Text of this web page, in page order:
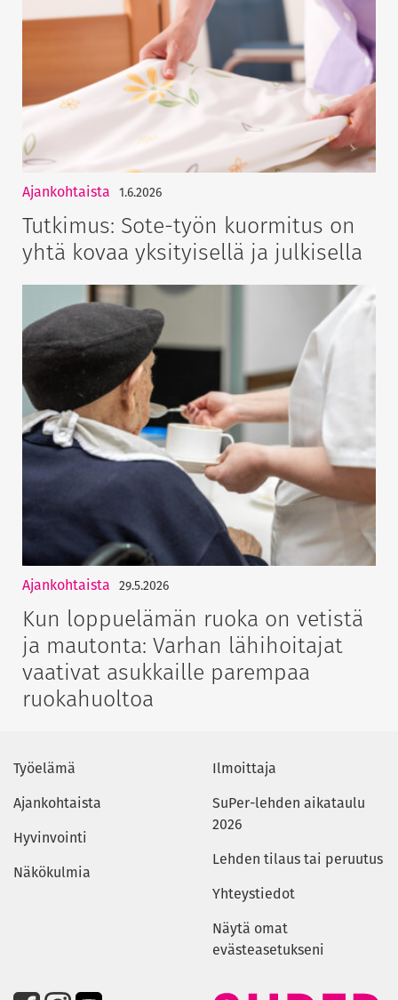
Ajankohtaista 1.6.2026
Tutkimus: Sote-työn kuormitus on
yhtä kovaa yksityisellä ja julkisella
Ajankohtaista 29.5.2026
Kun loppuelämän ruoka on vetistä
ja mautonta: Varhan lähihoitajat
vaativat asukkaille parempaa
ruokahuoltoa
Työelämä
Ajankohtaista
Hyvinvointi
Näkökulmia
Ilmoittaja
SuPer-lehden aikataulu
2026
Lehden tilaus tai peruutus
Yhteystiedot
Näytä omat
evästeasetukseni